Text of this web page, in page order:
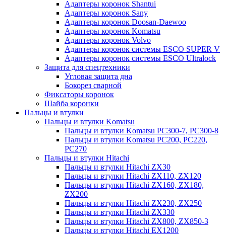
Адаптеры коронок Shantui
Адаптеры коронок Sany
Адаптеры коронок Doosan-Daewoo
Адаптеры коронок Komatsu
Адаптеры коронок Volvo
Адаптеры коронок системы ESCO SUPER V
Адаптеры коронок системы ESCO Ultralock
Защита для спецтехники
Угловая защита дна
Бокорез сварной
Фиксаторы коронок
Шайба коронки
Пальцы и втулки
Пальцы и втулки Komatsu
Пальцы и втулки Komatsu PC300-7, PC300-8
Пальцы и втулки Komatsu PC200, PC220,
PC270
Пальцы и втулки Hitachi
Пальцы и втулки Hitachi ZX30
Пальцы и втулки Hitachi ZX110, ZX120
Пальцы и втулки Hitachi ZX160, ZX180,
ZX200
Пальцы и втулки Hitachi ZX230, ZX250
Пальцы и втулки Hitachi ZX330
Пальцы и втулки Hitachi ZX800, ZX850-3
Пальцы и втулки Hitachi EX1200